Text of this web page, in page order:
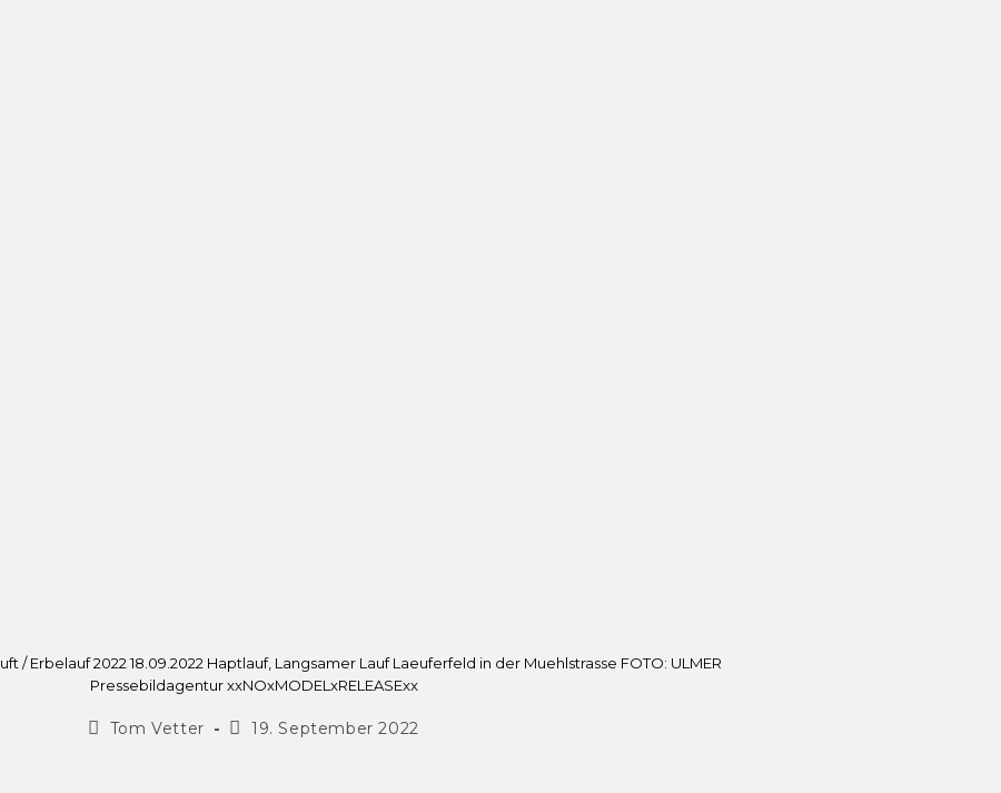
/ Erbelauf 2022 18.09.2022 Haptlauf, Langsamer Lauf Laeuferfeld in der Muehlstrasse FOTO: ULMER
Pressebildagentur xxNOxMODELxRELEASExx
Tom Vetter 19. September 2022